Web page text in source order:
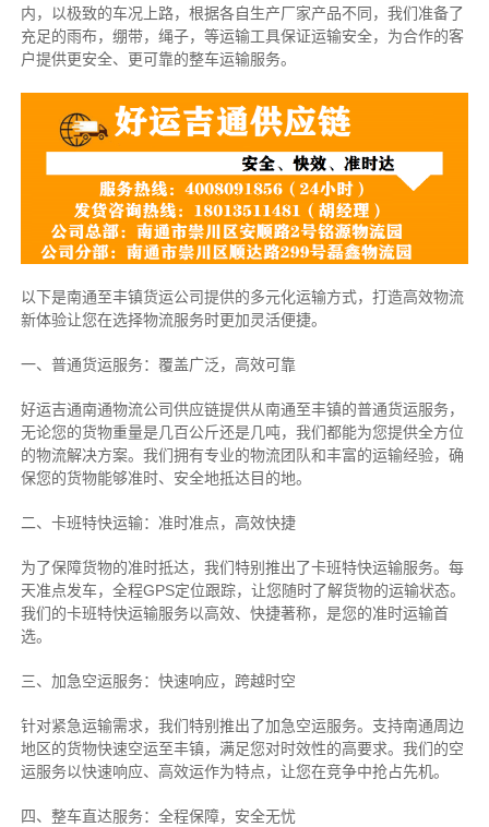
内，以极致的车况上路，根据各自生产厂家产品不同，我们准备了
充足的雨布，绷带，绳子，等运输工具保证运输安全，为合作的客
户提供更安全、更可靠的整车运输服务。
以下是南通至丰镇货运公司提供的多元化运输方式，打造高效物流
新体验让您在选择物流服务时更加灵活便捷。
一、普通货运服务：覆盖广泛，高效可靠
好运吉通南通物流公司供应链提供从南通至丰镇的普通货运服务，
无论您的货物重量是几百公斤还是几吨，我们都能为您提供全方位
的物流解决方案。我们拥有专业的物流团队和丰富的运输经验，确
保您的货物能够准时、安全地抵达目的地。
二、卡班特快运输：准时准点，高效快捷
为了保障货物的准时抵达，我们特别推出了卡班特快运输服务。每
天准点发车，全程GPS定位跟踪，让您随时了解货物的运输状态。
我们的卡班特快运输服务以高效、快捷著称，是您的准时运输首
选。
三、加急空运服务：快速响应，跨越时空
针对紧急运输需求，我们特别推出了加急空运服务。支持南通周边
地区的货物快速空运至丰镇，满足您对时效性的高要求。我们的空
运服务以快速响应、高效运作为特点，让您在竞争中抢占先机。
四、整车直达服务：全程保障，安全无忧